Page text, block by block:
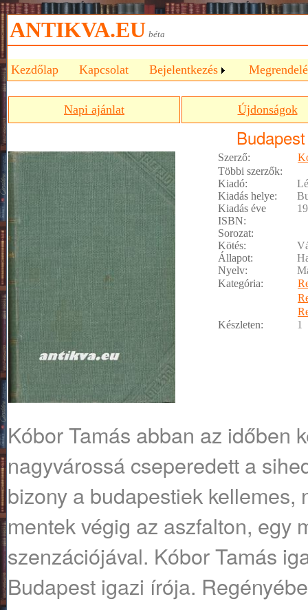
ANTIKVA.EU béta
Kezdőlap Kapcsolat Bejelentkezés
Napi ajánlat Újdonságok
Budapest
Szerző:
Többi szerzők:
Kiadó:
Kiadás helye:
Kiadás éve
ISBN:
Sorozat:
Kötés:
Állapot:
Nyelv:
Kategória:
Készleten:
1
Kóbor ​Tamás abban az időben
nagyvárossá cseperedett a
bizony a budapestiek kellemes,
mentek végig az aszfalton, egy
szenzációjával. Kóbor Tamás
Budapest igazi írója.